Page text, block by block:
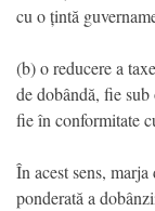
cu o țintă
(b) o reducere a
de dobândă, fie
fie în conformitate
În acest sens,
ponderată a